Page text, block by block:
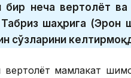
бир неча вертолёт
шаҳрига (Эрон
сўзларини
вертолёт мамлакат